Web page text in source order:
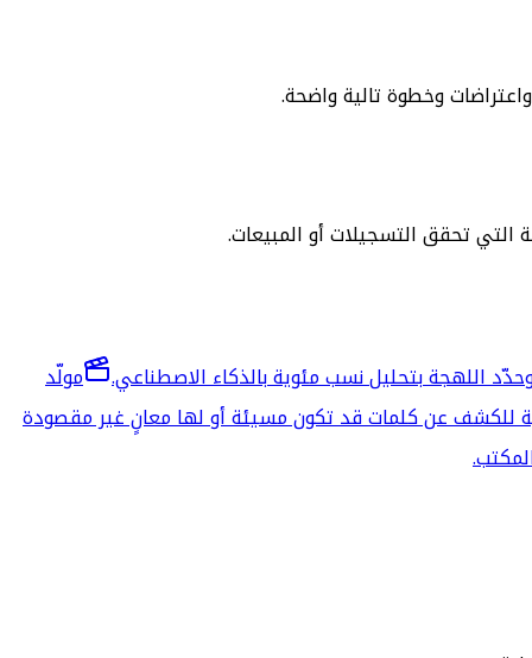
وخطوة تالية واضحة.
التي تحقق التسجيلات أو المبيعات.
اللهجة بتحليل نسب مئوية بالذكاء الاصطناعي.
مولّد
للكشف عن كلمات قد تكون مسيئة أو لها معانٍ غير مقصودة